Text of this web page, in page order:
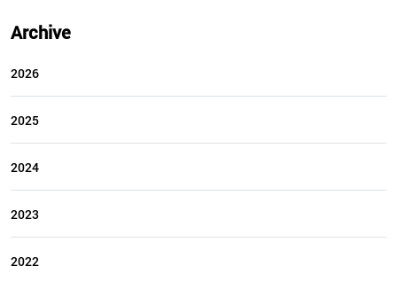
Archive
2026
2025
2024
2023
2022